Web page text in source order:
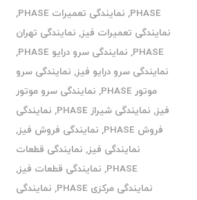
PHASE
, نمایندگی تعمیرات PHASE
,
نمایندگی تعمیرات فیز, نمایندگی تهران
PHASE
, نمایندگی سرو درایو PHASE
,
نمایندگی سرو درایو فیز, نمایندگی سرو
موتور PHASE
, نمایندگی سرو موتور
فیز, نمایندگی شیراز PHASE , نمایندگی
فروش PHASE
, نمایندگی فروش فیز,
نمایندگی فیز, نمایندگی قطعات
PHASE
, نمایندگی قطعات فیز,
نمایندگی مرکزی PHASE
, نمایندگی